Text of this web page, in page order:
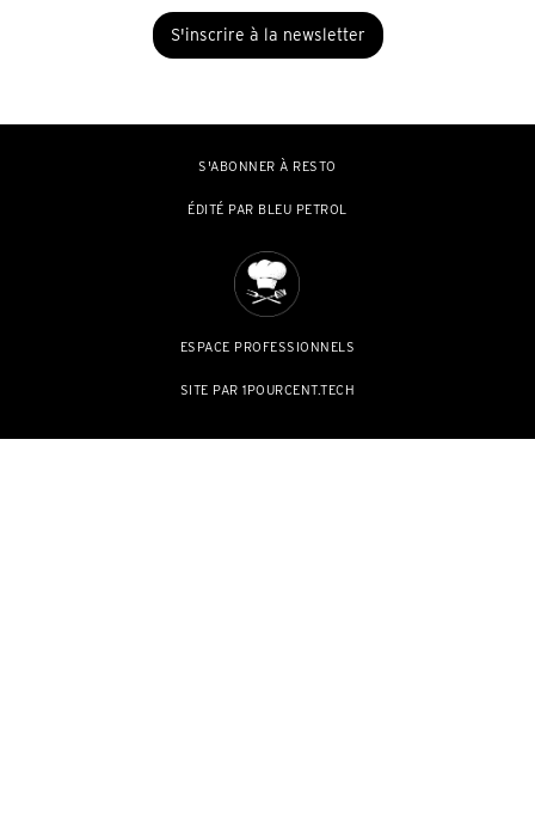
S'ABONNER À RESTO
ÉDITÉ PAR BLEU PETROL
ESPACE PROFESSIONNELS
SITE PAR 1POURCENT.TECH